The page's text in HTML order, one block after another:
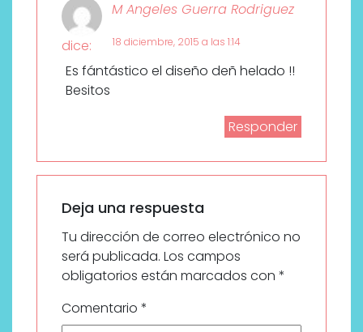
M Angeles Guerra Rodriguez
dice:
18 diciembre, 2015 a las 1:14
Es fántástico el diseño deñ helado !!
Besitos
Responder
Deja una respuesta
Tu dirección de correo electrónico no
será publicada. Los campos
obligatorios están marcados con *
Comentario *